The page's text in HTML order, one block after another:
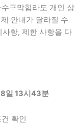
구막힘라도 개인 상
안내가 달라질 수
항, 제한 사항을 다
일 13시43분
확인